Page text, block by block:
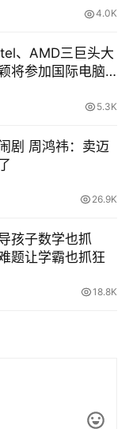
4.0K
、AMD三巨头大
将参加国际电脑
5.3K
剧 周鸿祎：卖迈
26.9K
孩子数学也抓
题让学霸也抓狂
18.8K